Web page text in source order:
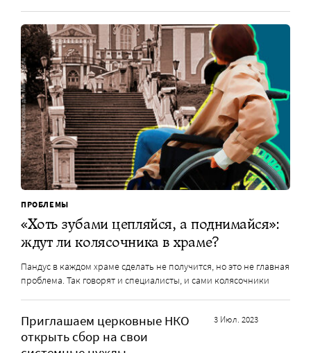
ПРОБЛЕМЫ
«Хоть зубами цепляйся, а поднимайся»:
ждут ли колясочника в храме?
Пандус в каждом храме сделать не получится, но это не главная
проблема. Так говорят и специалисты, и сами колясочники
Приглашаем церковные НКО
открыть сбор на свои
3 Июл. 2023